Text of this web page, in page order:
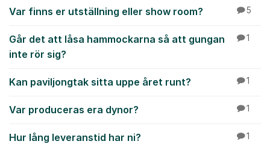
Var finns er utställning eller show room? 5
Går det att låsa hammockarna så att gungan
inte rör sig?
1
Kan paviljongtak sitta uppe året runt? 1
Var produceras era dynor? 1
Hur lång leveranstid har ni? 1